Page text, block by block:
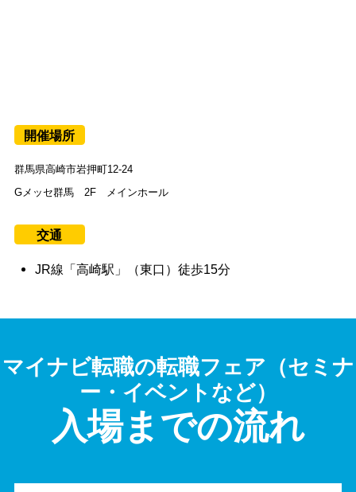
開催場所
群馬県高崎市岩押町12-24
Gメッセ群馬 2F メインホール
交通
JR線「高崎駅」（東口）徒歩15分
マイナビ転職の転職フェア（セミナ
ー・イベントなど）
入場までの流れ